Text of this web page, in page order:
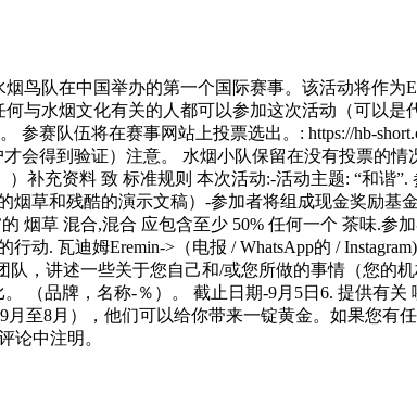
鸟队在中国举办的第一个国际赛事。该活动将作
与水烟文化有关的人都可以参加这次活动（可以
赛队伍将在赛事网站上投票选出。: https://hb-
会得到验证）注意。 水烟小队保留在没有投票的
）补充资料 致 标准规则 本次活动:-活动主题: “和
烟草和残酷的演示文稿）-参加者将组成现金奖励基
烟草 混合,混合 应包含至少 50% 任何一个 茶味.参
动. 瓦迪姆Eremin->（电报 / WhatsApp的 /
，讲述一些关于您自己和/或您所做的事情（您的
（品牌，名称-％）。 截止日期-9月5日6. 提供有
至8月），他们可以给你带来一锭黄金。如果您有
论中注明。